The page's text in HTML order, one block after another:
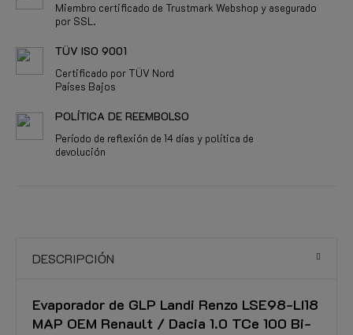
Miembro certificado de Trustmark Webshop y asegurado
por SSL.
TÜV ISO 9001
Certificado por TÜV Nord
Países Bajos
POLÍTICA DE REEMBOLSO
Período de reflexión de 14 días y política de
devolución
DESCRIPCIÓN
Evaporador de GLP Landi Renzo LSE98-LI18
MAP OEM Renault / Dacia 1.0 TCe 100 Bi-